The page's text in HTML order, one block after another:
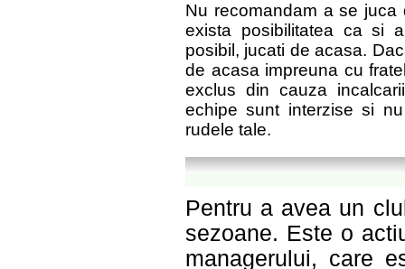
Nu recomandam a se
exista posibilitatea ca si
posibil, jucati de acasa.
de acasa impreuna cu
exclus din cauza
echipe sunt interzise si
rudele tale.
Pentru a avea un
sezoane. Este o
managerului, care